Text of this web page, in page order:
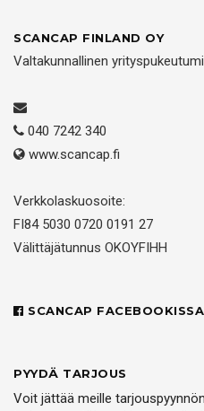
SCANCAP FINLAND OY
Valtakunnallinen
040 7242 340
www.scancap.fi
Verkkolaskuosoite:
FI84 5030 0720 0191 27
Välittäjätunnus OKOYFIHH
SCANCAP FACEBOOKISSA
PYYDÄ TARJOUS
Voit jättää meille